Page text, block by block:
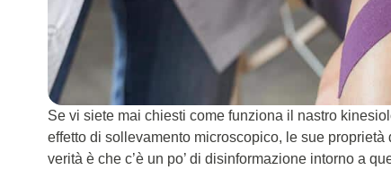
Se vi siete mai chiesti come funziona il nastro
effetto di sollevamento microscopico, le sue
verità è che c’è un po’ di disinformazione intorno a